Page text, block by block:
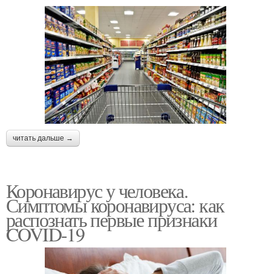
читать дальше →
Коронавирус у человека.
Симптомы коронавируса: как
распознать первые признаки
COVID-19